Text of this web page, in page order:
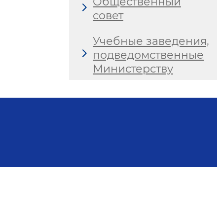
совет
Учебные заведения,
подведомственные
Министерству